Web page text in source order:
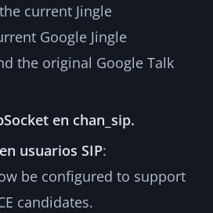
current Jingle
Google Jingle
the original Google Talk
en chan_sip.
usuarios SIP:
be configured to support
candidates.